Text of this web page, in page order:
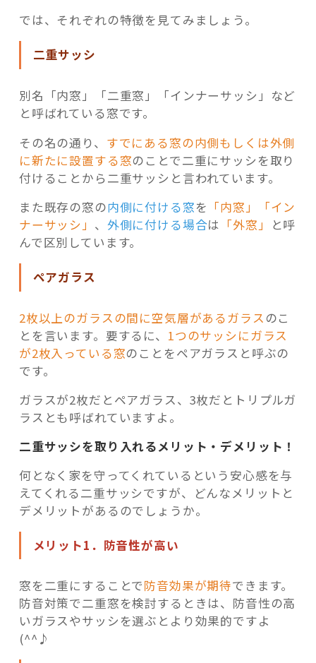
では、それぞれの特徴を見てみましょう。
二重サッシ
別名「内窓」「二重窓」「インナーサッシ」など
と呼ばれている窓です。
その名の通り、 すでにある窓の内側もしくは外側
に新たに設置する窓のことで二重にサッシを取り
付けることから二重サッシと言われています。
また既存の窓の内側に付ける窓を 「内窓」「イン
ナーサッシ」 、 外側に付ける場合は 「外窓」
と呼
んで区別しています。
ペアガラス
2枚以上のガラスの間に空気層があるガラス のこ
とを言います。要するに、 1つのサッシにガラス
が2枚入っている窓のことをペアガラスと呼ぶの
です。
ガラスが2枚だとペアガラス、3枚だとトリプルガ
ラスとも呼ばれていますよ。
二重サッシを取り入れるメリット・デメリット！
何となく家を守ってくれているという安心感を与
えてくれる二重サッシですが、どんなメリットと
デメリットがあるのでしょうか。
メリット1．防音性が高い
窓を二重にすることで防音効果が期待できます。
防音対策で二重窓を検討するときは、防音性の高
いガラスやサッシを選ぶとより効果的ですよ
(^^♪